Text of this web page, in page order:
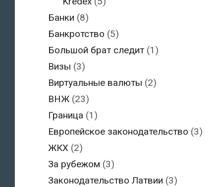
Банки (8)
Банкротство (5)
Большой брат следит (1)
Визы (3)
Виртуальные валюты (2)
ВНЖ (23)
Граница (1)
Европейское законодательство (3)
ЖКХ (2)
За рубежом (3)
Законодательство Латвии (3)